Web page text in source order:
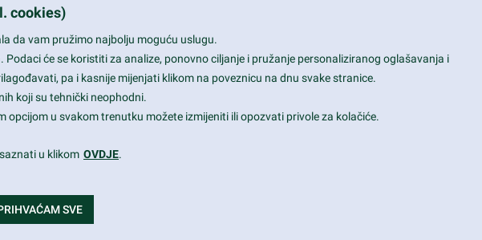
View, CA 94043
+1 650-253-0000
Daily: 9:00 am - 6:00 pm
cookies)
da vam pružimo najbolju moguću uslugu.
će se koristiti za analize, ponovno ciljanje i pružanje personaliziranog oglašavanja i
pa i kasnije mijenjati klikom na poveznicu na dnu svake stranice.
koji su tehnički neophodni.
u svakom trenutku možete izmijeniti ili opozvati privole za kolačiće.
u klikom OVDJE.
SVE